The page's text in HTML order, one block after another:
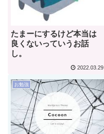
たまーにするけど本当は
良くないっていうお話
し。
2022.03.29
お勉強